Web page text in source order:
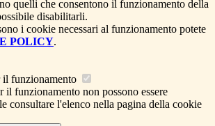
quelli che consentono il funzionamento della
disabilitarli.
i cookie necessari al funzionamento potete
POLICY.
il funzionamento
il funzionamento non possono essere
consultare l'elenco nella pagina della cookie